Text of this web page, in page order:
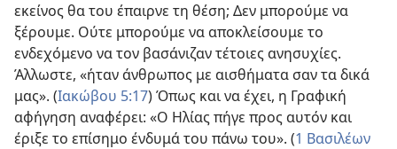
εκείνος θα του έπαιρνε τη θέση; Δεν μπορούμε να
ξέρουμε. Ούτε μπορούμε να αποκλείσουμε το
ενδεχόμενο να τον βασάνιζαν τέτοιες ανησυχίες.
Άλλωστε, «ήταν άνθρωπος με αισθήματα σαν τα δικά
μας». (Ιακώβου 5:17) Όπως και να έχει, η Γραφική
αφήγηση αναφέρει: «Ο Ηλίας πήγε προς αυτόν και
έριξε το επίσημο ένδυμά του πάνω του». (1 Βασιλέων